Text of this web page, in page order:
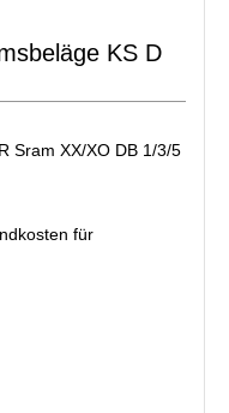
KS D
Sram XX/XO DB 1/3/5
für